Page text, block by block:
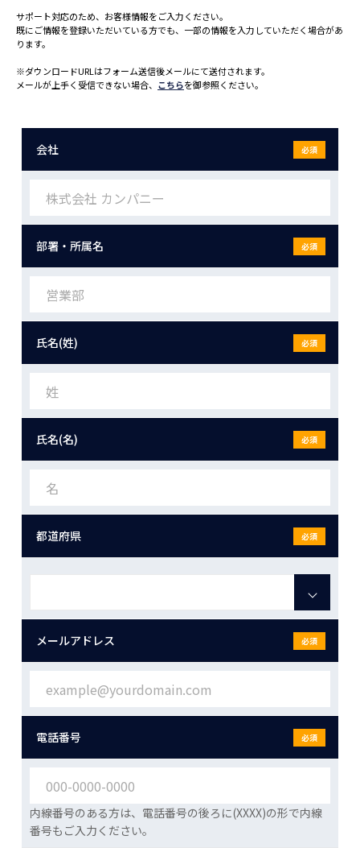
サポート対応のため、お客様情報をご入力ください。
既にご情報を登録いただいている方でも、一部の情報を入力していただく場合があ
ります。
※ダウンロードURLはフォーム送信後メールにて送付されます。
メールが上手く受信できない場合、 こちらを御参照ください。
会社 必須
部署・所属名 必須
氏名(姓) 必須
氏名(名) 必須
都道府県 必須
メールアドレス 必須
電話番号 必須
内線番号のある方は、電話番号の後ろに(XXXX)の形で内線
番号もご入力ください。